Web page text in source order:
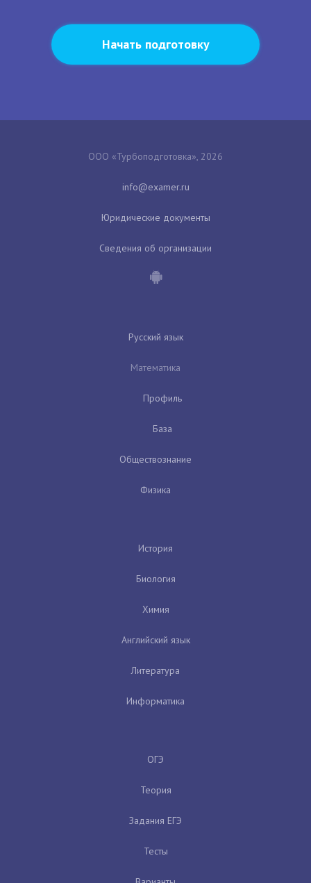
Начать подготовку
ООО «Турбоподготовка», 2026
Юридические документы
Сведения об организации
Русский язык
Математика
Профиль
База
Обществознание
Физика
История
Биология
Химия
Английский язык
Литература
Информатика
ОГЭ
Теория
Задания ЕГЭ
Тесты